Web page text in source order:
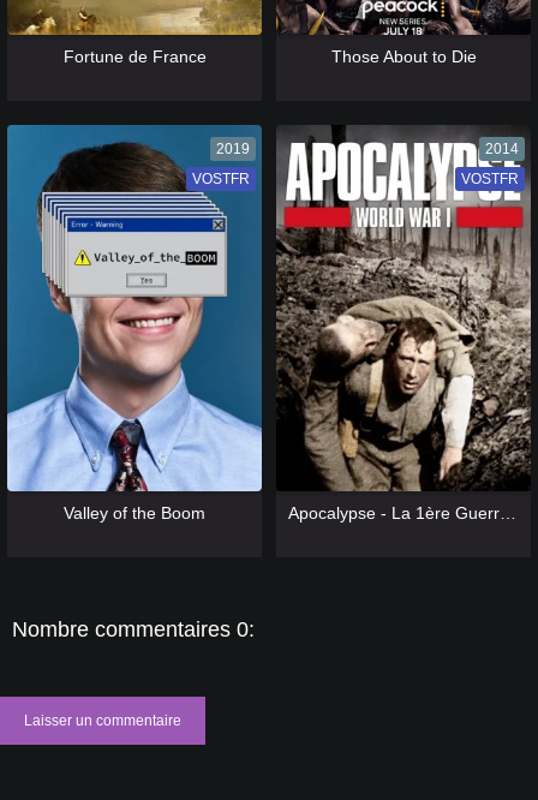
Fortune de France Those About to Die
2019
VF
VOSTFR
Valley of the Boom
2014
VF
VOSTFR
Nombre commentaires 0:
Laisser un commentaire